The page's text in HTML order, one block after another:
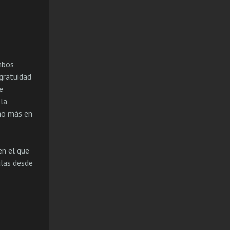
más en
el que
desde